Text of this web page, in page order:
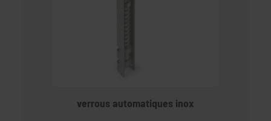
verrous automatiques inox